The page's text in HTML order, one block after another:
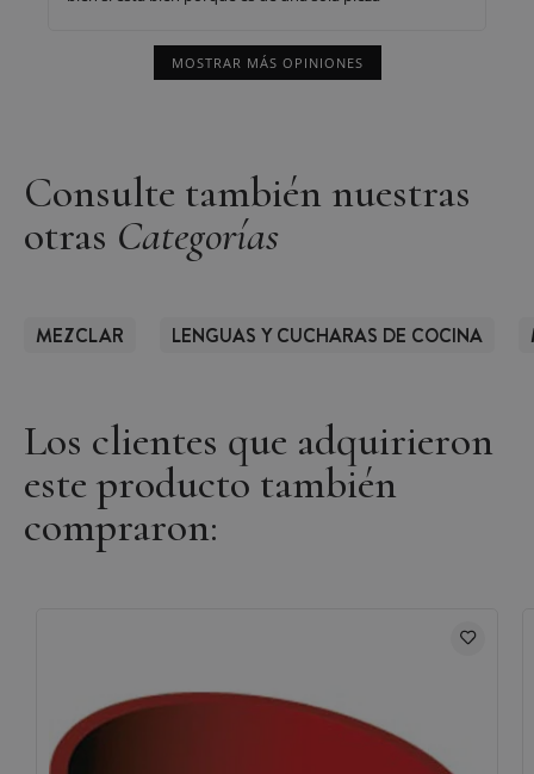
MOSTRAR MÁS OPINIONES
Consulte también nuestras
otras Categorías
MEZCLAR LENGUAS Y CUCHARAS DE COCINA
Los clientes que adquirieron
este producto también
compraron: